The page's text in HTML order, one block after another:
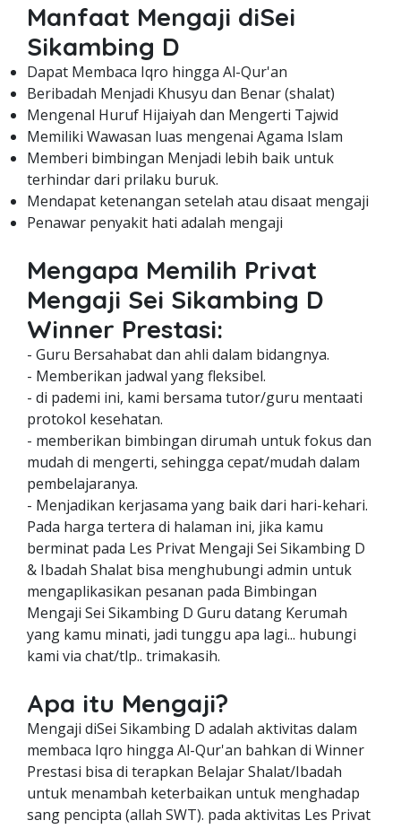
Manfaat Mengaji diSei
Sikambing D
Dapat Membaca Iqro hingga Al-Qur'an
Beribadah Menjadi Khusyu dan Benar (shalat)
Mengenal Huruf Hijaiyah dan Mengerti Tajwid
Memiliki Wawasan luas mengenai Agama Islam
Memberi bimbingan Menjadi lebih baik untuk
terhindar dari prilaku buruk.
Mendapat ketenangan setelah atau disaat mengaji
Penawar penyakit hati adalah mengaji
Mengapa Memilih Privat
Mengaji Sei Sikambing D
Winner Prestasi:
- Guru Bersahabat dan ahli dalam bidangnya.
- Memberikan jadwal yang fleksibel.
- di pademi ini, kami bersama tutor/guru mentaati
protokol kesehatan.
- memberikan bimbingan dirumah untuk fokus dan
mudah di mengerti, sehingga cepat/mudah dalam
pembelajaranya.
- Menjadikan kerjasama yang baik dari hari-kehari.
Pada harga tertera di halaman ini, jika kamu
berminat pada Les Privat Mengaji Sei Sikambing D
& Ibadah Shalat bisa menghubungi admin untuk
mengaplikasikan pesanan pada Bimbingan
Mengaji Sei Sikambing D Guru datang Kerumah
yang kamu minati, jadi tunggu apa lagi... hubungi
kami via chat/tlp.. trimakasih.
Apa itu Mengaji?
Mengaji diSei Sikambing D adalah aktivitas dalam
membaca Iqro hingga Al-Qur'an bahkan di Winner
Prestasi bisa di terapkan Belajar Shalat/Ibadah
untuk menambah keterbaikan untuk menghadap
sang pencipta (allah SWT). pada aktivitas Les Privat